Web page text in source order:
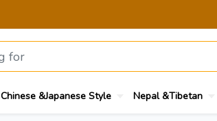
Chinese &Japanese Style Nepal &Tibetan